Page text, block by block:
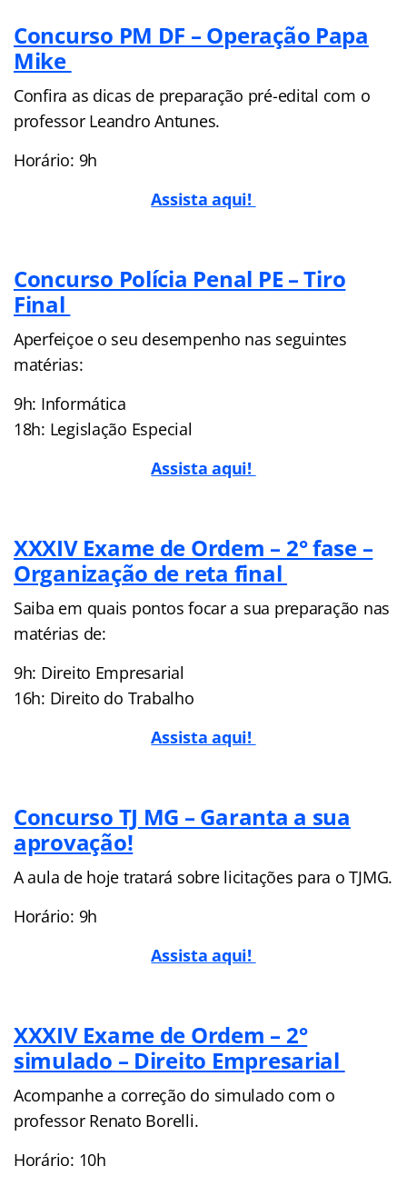
Concurso PM DF – Operação Papa
Mike
Confira as dicas de preparação pré-edital com o
professor Leandro Antunes.
Horário: 9h
Assista aqui!
Concurso Polícia Penal PE – Tiro
Final
Aperfeiçoe o seu desempenho nas seguintes
matérias:
9h: Informática
18h: Legislação Especial
Assista aqui!
XXXIV Exame de Ordem – 2° fase –
Organização de reta final
Saiba em quais pontos focar a sua preparação nas
matérias de:
9h: Direito Empresarial
16h: Direito do Trabalho
Assista aqui!
Concurso TJ MG – Garanta a sua
aprovação!
A aula de hoje tratará sobre licitações para o TJMG.
Horário: 9h
Assista aqui!
XXXIV Exame de Ordem – 2°
simulado – Direito Empresarial
Acompanhe a correção do simulado com o
professor Renato Borelli.
Horário: 10h